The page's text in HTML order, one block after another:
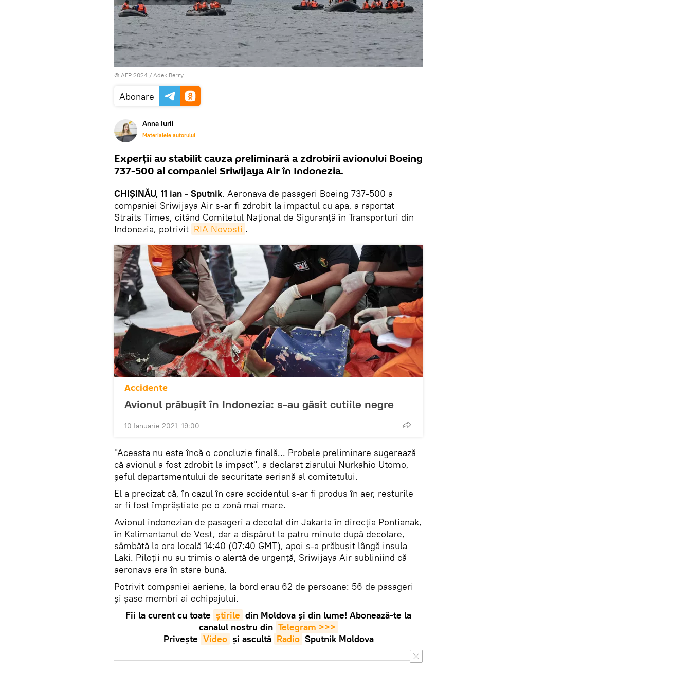
© AFP 2024 / Adek Berry
Abonare
Anna Iurii
Materialele autorului
Experții au stabilit cauza preliminară a zdrobirii avionului Boeing
737-500 al companiei Sriwijaya Air în Indonezia.
CHIȘINĂU, 11 ian - Sputnik. Aeronava de pasageri Boeing 737-500 a
companiei Sriwijaya Air s-ar fi zdrobit la impactul cu apa, a raportat
Straits Times, citând Comitetul Național de Siguranță în Transporturi din
Indonezia, potrivit RIA Novosti .
Accidente
Avionul prăbuşit în Indonezia: s-au găsit cutiile negre
10 Ianuarie 2021, 19:00
"Aceasta nu este încă o concluzie finală... Probele preliminare sugerează
că avionul a fost zdrobit la impact", a declarat ziarului Nurkahio Utomo,
șeful departamentului de securitate aeriană al comitetului.
El a precizat că, în cazul în care accidentul s-ar fi produs în aer, resturile
ar fi fost împrăștiate pe o zonă mai mare.
Avionul indonezian de pasageri a decolat din Jakarta în direcția Pontianak,
în Kalimantanul de Vest, dar a dispărut la patru minute după decolare,
sâmbătă la ora locală 14:40 (07:40 GMT), apoi s-a prăbușit lângă insula
Laki. Piloții nu au trimis o alertă de urgență, Sriwijaya Air subliniind că
aeronava era în stare bună.
Potrivit companiei aeriene, la bord erau 62 de persoane: 56 de pasageri
și șase membri ai echipajului.
Fii la curent cu toate știrile din Moldova și din lume! Abonează-te la
canalul nostru din Telegram >>>
Privește Video și ascultă Radio Sputnik Moldova